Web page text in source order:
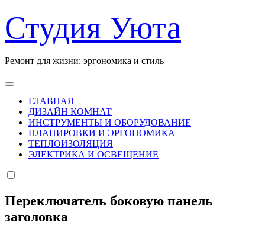
к
содержанию
Студия Уюта
Ремонт для жизни: эргономика и стиль
ГЛАВНАЯ
ДИЗАЙН КОМНАТ
ИНСТРУМЕНТЫ И ОБОРУДОВАНИЕ
ПЛАНИРОВКИ И ЭРГОНОМИКА
ТЕПЛОИЗОЛЯЦИЯ
ЭЛЕКТРИКА И ОСВЕЩЕНИЕ
Переключатель боковую панель
заголовка